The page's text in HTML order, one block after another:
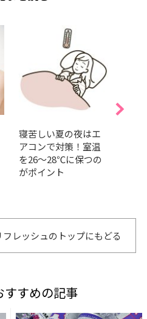
寝苦しい夏の夜はエ
アコンで対策！室温
を26～28℃に保つの
がポイント
レッシュのトップにもどる
すすめの記事